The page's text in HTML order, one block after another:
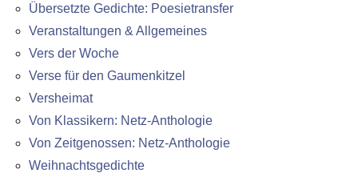
Übersetzte Gedichte: Poesietransfer
Veranstaltungen & Allgemeines
Vers der Woche
Verse für den Gaumenkitzel
Versheimat
Von Klassikern: Netz-Anthologie
Von Zeitgenossen: Netz-Anthologie
Weihnachtsgedichte